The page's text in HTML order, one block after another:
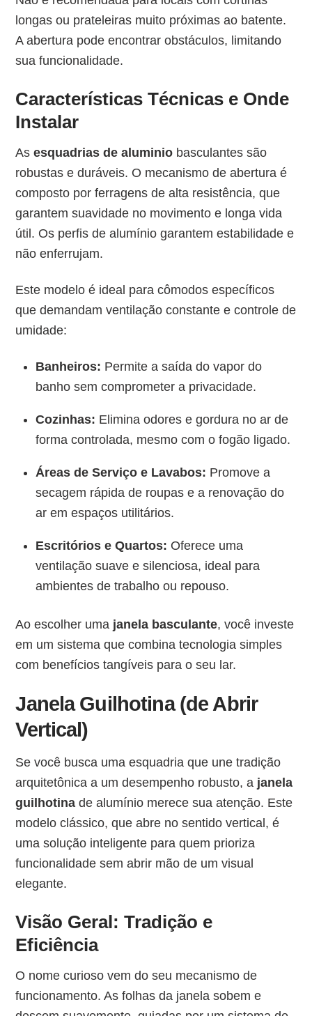
longas ou prateleiras muito próximas ao batente.
A abertura pode encontrar obstáculos, limitando
sua funcionalidade.
Características Técnicas e Onde
Instalar
Asesquadrias de aluminio basculantes são
robustas e duráveis. O mecanismo de abertura é
composto por ferragens de alta resistência, que
garantem suavidade no movimento e longa vida
útil. Os perfis de alumínio garantem estabilidade e
não enferrujam.
Este modelo é ideal para cômodos específicos
que demandam ventilação constante e controle de
umidade:
Banheiros: Permite a saída do vapor do
banho sem comprometer a privacidade.
Cozinhas: Elimina odores e gordura no ar de
forma controlada, mesmo com o fogão ligado.
Áreas de Serviço e Lavabos: Promove a
secagem rápida de roupas e a renovação do
ar em espaços utilitários.
Escritórios e Quartos: Oferece uma
ventilação suave e silenciosa, ideal para
ambientes de trabalho ou repouso.
Ao escolher uma janela basculante, você investe
em um sistema que combina tecnologia simples
com benefícios tangíveis para o seu lar.
Janela Guilhotina (de Abrir
Vertical)
Se você busca uma esquadria que une tradição
arquitetônica a um desempenho robusto, a janela
guilhotina de alumínio merece sua atenção. Este
modelo clássico, que abre no sentido vertical, é
uma solução inteligente para quem prioriza
funcionalidade sem abrir mão de um visual
elegante.
Visão Geral: Tradição e
Eficiência
O nome curioso vem do seu mecanismo de
funcionamento. As folhas da janela sobem e